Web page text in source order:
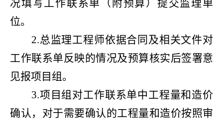
况填写工作联系单（附预算）提交监理单
位。
2.总监理工程师依据合同及相关文件对
工作联系单反映的情况及预算核实后签署意
见报项目组。
3.项目组对工作联系单中工程量和造价
确认，对于需要确认的工程量和造价按照审